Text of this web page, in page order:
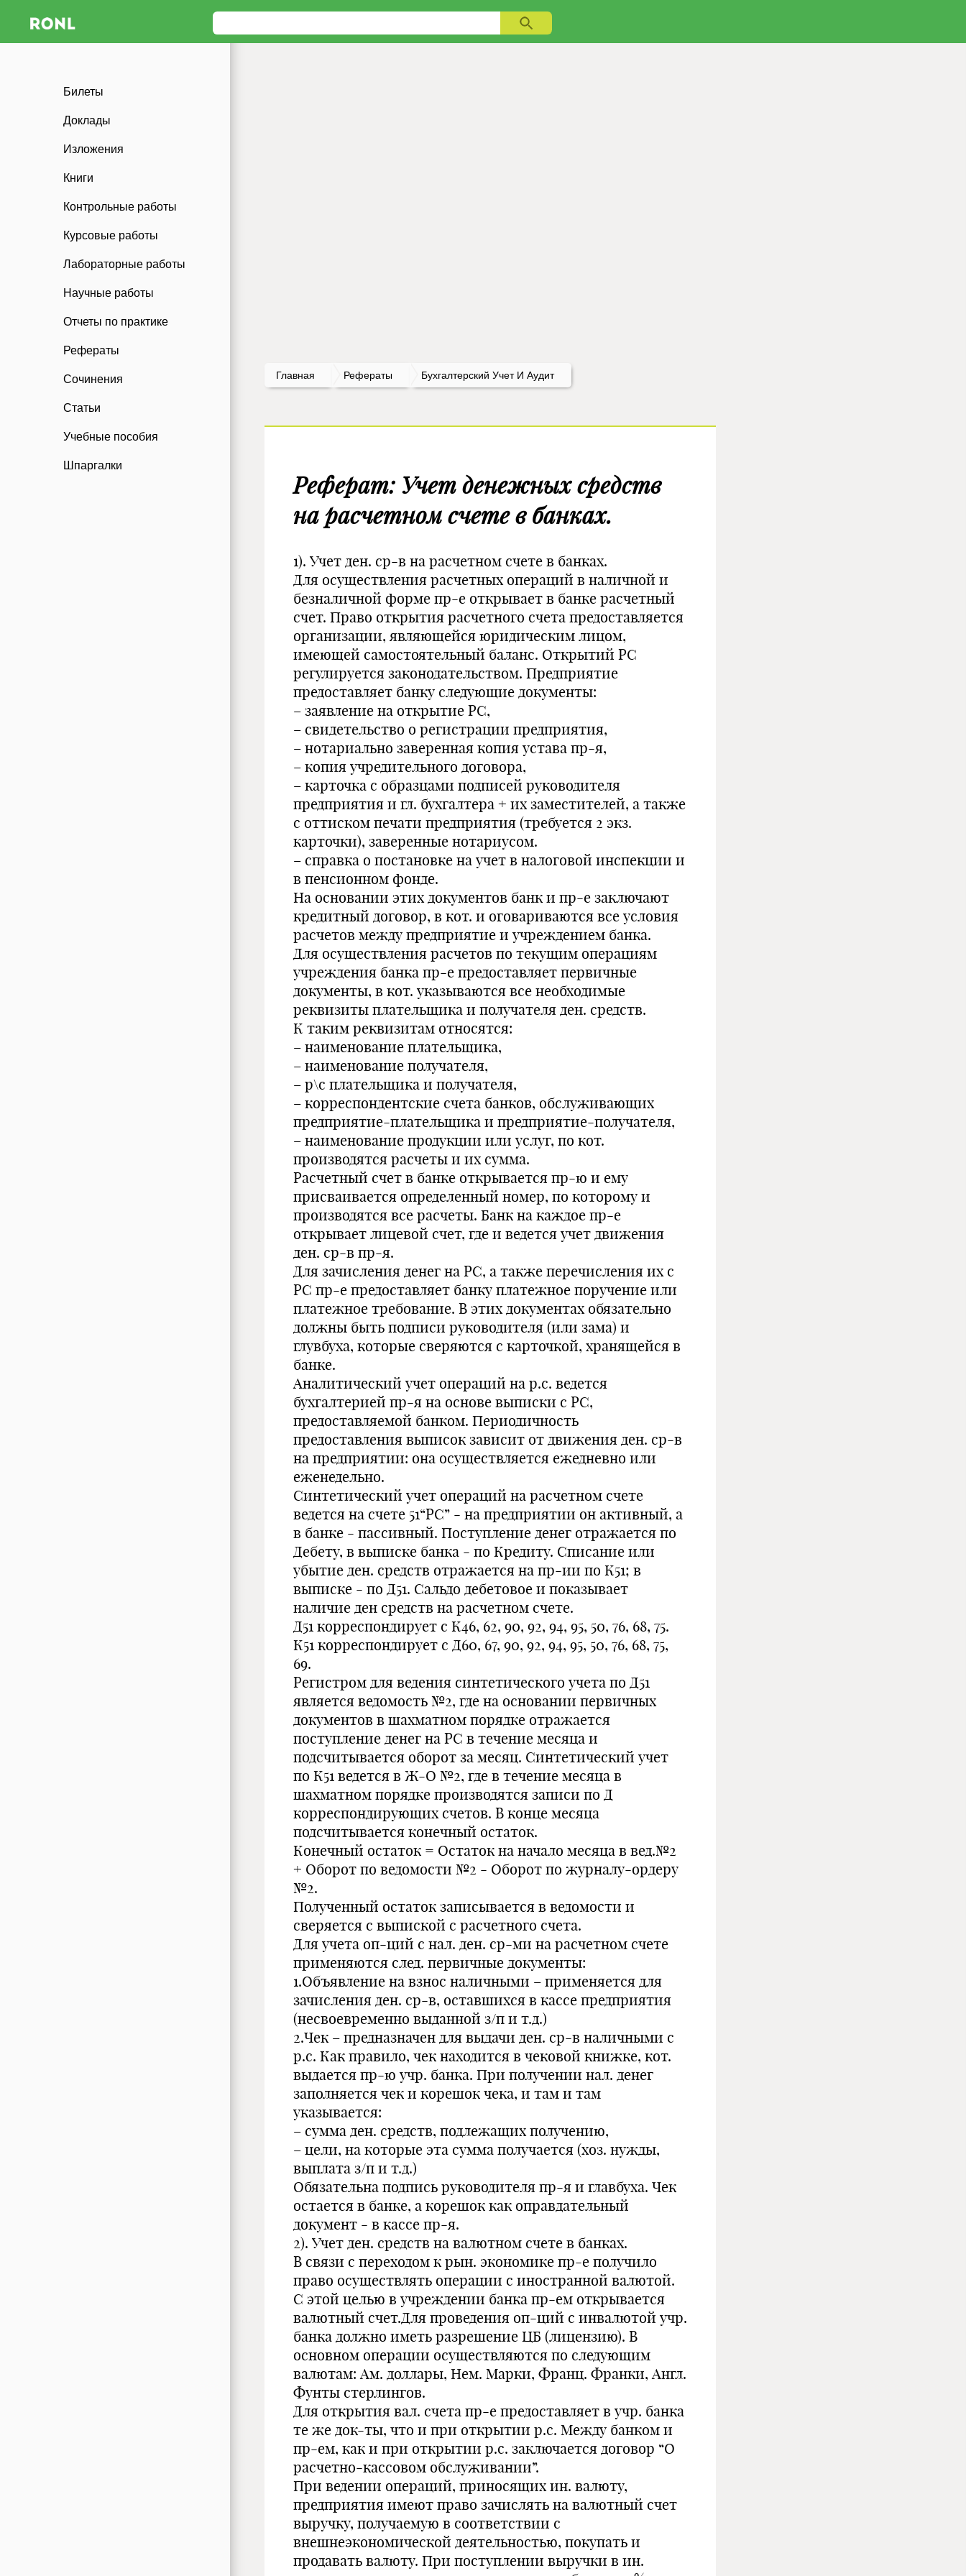
Билеты
Доклады
Изложения
Книги
Контрольные работы
Курсовые работы
Лабораторные работы
Научные работы
Отчеты по практике
Рефераты
Сочинения
Статьи
Учебные пособия
Шпаргалки
Главная Рефераты Бухгалтерский Учет И Аудит
Реферат: Учет денежных средств
на расчетном счете в банках.
1). Учет ден. ср-в на расчетном счете в банках.
Для осуществления расчетных операций в наличной и
безналичной форме пр-е открывает в банке расчетный
счет. Право открытия расчетного счета предоставляется
организации, являющейся юридическим лицом,
имеющей самостоятельный баланс. Открытий РС
регулируется законодательством. Предприятие
предоставляет банку следующие документы:
– заявление на открытие РС,
– свидетельство о регистрации предприятия,
– нотариально заверенная копия устава пр-я,
– копия учредительного договора,
– карточка с образцами подписей руководителя
предприятия и гл. бухгалтера + их заместителей, а также
с оттиском печати предприятия (требуется 2 экз.
карточки), заверенные нотариусом.
– справка о постановке на учет в налоговой инспекции и
в пенсионном фонде.
На основании этих документов банк и пр-е заключают
кредитный договор, в кот. и оговариваются все условия
расчетов между предприятие и учреждением банка.
Для осуществления расчетов по текущим операциям
учреждения банка пр-е предоставляет первичные
документы, в кот. указываются все необходимые
реквизиты плательщика и получателя ден. средств.
К таким реквизитам относятся:
– наименование плательщика,
– наименование получателя,
– р\с плательщика и получателя,
– корреспондентские счета банков, обслуживающих
предприятие-плательщика и предприятие-получателя,
– наименование продукции или услуг, по кот.
производятся расчеты и их сумма.
Расчетный счет в банке открывается пр-ю и ему
присваивается определенный номер, по которому и
производятся все расчеты. Банк на каждое пр-е
открывает лицевой счет, где и ведется учет движения
ден. ср-в пр-я.
Для зачисления денег на РС, а также перечисления их с
РС пр-е предоставляет банку платежное поручение или
платежное требование. В этих документах обязательно
должны быть подписи руководителя (или зама) и
глувбуха, которые сверяются с карточкой, хранящейся в
банке.
Аналитический учет операций на р.с. ведется
бухгалтерией пр-я на основе выписки с РС,
предоставляемой банком. Периодичность
предоставления выписок зависит от движения ден. ср-в
на предприятии: она осуществляется ежедневно или
еженедельно.
Синтетический учет операций на расчетном счете
ведется на счете 51“РС” - на предприятии он активный, а
в банке - пассивный. Поступление денег отражается по
Дебету, в выписке банка - по Кредиту. Списание или
убытие ден. средств отражается на пр-ии по К51; в
выписке - по Д51. Сальдо дебетовое и показывает
наличие ден средств на расчетном счете.
Д51 корреспондирует с К46, 62, 90, 92, 94, 95, 50, 76, 68, 75.
К51 корреспондирует с Д60, 67, 90, 92, 94, 95, 50, 76, 68, 75,
69.
Регистром для ведения синтетического учета по Д51
является ведомость №2, где на основании первичных
документов в шахматном порядке отражается
поступление денег на РС в течение месяца и
подсчитывается оборот за месяц. Синтетический учет
по К51 ведется в Ж-О №2, где в течение месяца в
шахматном порядке производятся записи по Д
корреспондирующих счетов. В конце месяца
подсчитывается конечный остаток.
Конечный остаток = Остаток на начало месяца в вед.№2
+ Оборот по ведомости №2 - Оборот по журналу-ордеру
№2.
Полученный остаток записывается в ведомости и
сверяется с выпиской с расчетного счета.
Для учета оп-ций с нал. ден. ср-ми на расчетном счете
применяются след. первичные документы:
1.Объявление на взнос наличными – применяется для
зачисления ден. ср-в, оставшихся в кассе предприятия
(несвоевременно выданной з/п и т.д.)
2.Чек – предназначен для выдачи ден. ср-в наличными с
р.с. Как правило, чек находится в чековой книжке, кот.
выдается пр-ю учр. банка. При получении нал. денег
заполняется чек и корешок чека, и там и там
указывается:
– сумма ден. средств, подлежащих получению,
– цели, на которые эта сумма получается (хоз. нужды,
выплата з/п и т.д.)
Обязательна подпись руководителя пр-я и главбуха. Чек
остается в банке, а корешок как оправдательный
документ - в кассе пр-я.
2). Учет ден. средств на валютном счете в банках.
В связи с переходом к рын. экономике пр-е получило
право осуществлять операции с иностранной валютой.
С этой целью в учреждении банка пр-ем открывается
валютный счет.Для проведения оп-ций с инвалютой учр.
банка должно иметь разрешение ЦБ (лицензию). В
основном операции осуществляются по следующим
валютам: Ам. доллары, Нем. Марки, Франц. Франки, Англ.
Фунты стерлингов.
Для открытия вал. счета пр-е предоставляет в учр. банка
те же док-ты, что и при открытии р.с. Между банком и
пр-ем, как и при открытии р.с. заключается договор “О
расчетно-кассовом обслуживании”.
При ведении операций, приносящих ин. валюту,
предприятия имеют право зачислять на валютный счет
выручку, получаемую в соответствии с
внешнеэкономической деятельностью, покупать и
продавать валюту. При поступлении выручки в ин.